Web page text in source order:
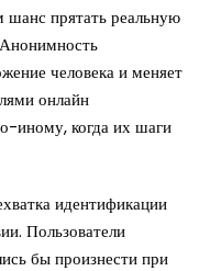
шанс прятать реальную
человека и меняет
онлайн
иному, когда их шаги
идентификации
Пользователи
бы произнести при